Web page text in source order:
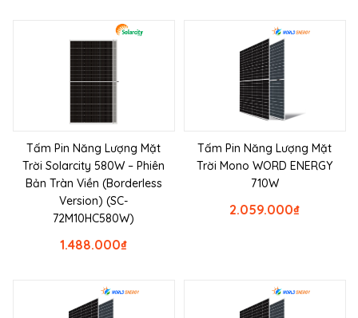
Tấm Pin Năng Lượng Mặt
Trời Solarcity 580W – Phiên
Bản Tràn Viền (Borderless
Version) (SC-
72M10HC580W)
₫
1.488.000
Tấm Pin Năng Lượng Mặt
Trời Mono WORD ENERGY
710W
₫
2.059.000